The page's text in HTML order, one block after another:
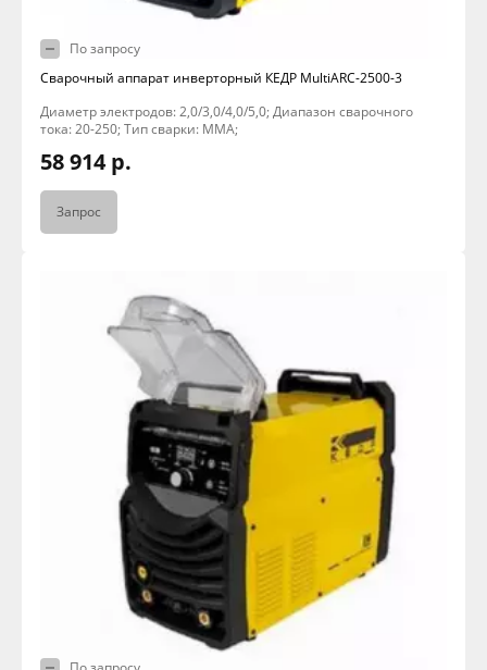
По запросу
Сварочный аппарат инверторный КЕДР MultiARC-2500-3
Диаметр электродов: 2,0/3,0/4,0/5,0; Диапазон сварочного
тока: 20-250; Тип сварки: MMA;
58 914 р.
Запрос